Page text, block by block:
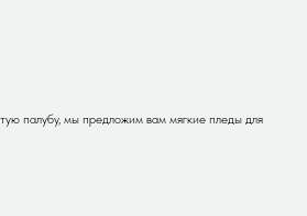
палубу, мы предложим вам мягкие пледы для